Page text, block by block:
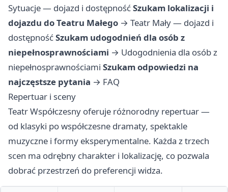
Sytuacje — dojazd i dostępnośćSzukam lokalizacji i
dojazdu do Teatru Małego → Teatr Mały — dojazd i
dostępnośćSzukam udogodnień dla osób z
niepełnosprawnościami → Udogodnienia dla osób z
niepełnosprawnościami Szukam odpowiedzi na
najczęstsze pytania → FAQ
Repertuar i sceny
Teatr Współczesny oferuje różnorodny repertuar —
od klasyki po współczesne dramaty, spektakle
muzyczne i formy eksperymentalne. Każda z trzech
scen ma odrębny charakter i lokalizację, co pozwala
dobrać przestrzeń do preferencji widza.